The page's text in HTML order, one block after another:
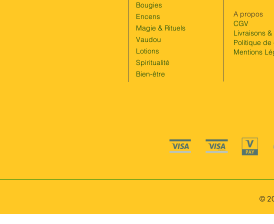
Bougies
Encens
Magie & Rituels
Vaudou
Lotions
Spiritualité
Bien-être
A propos
CGV
Livraisons
Politique de
Mentions
©